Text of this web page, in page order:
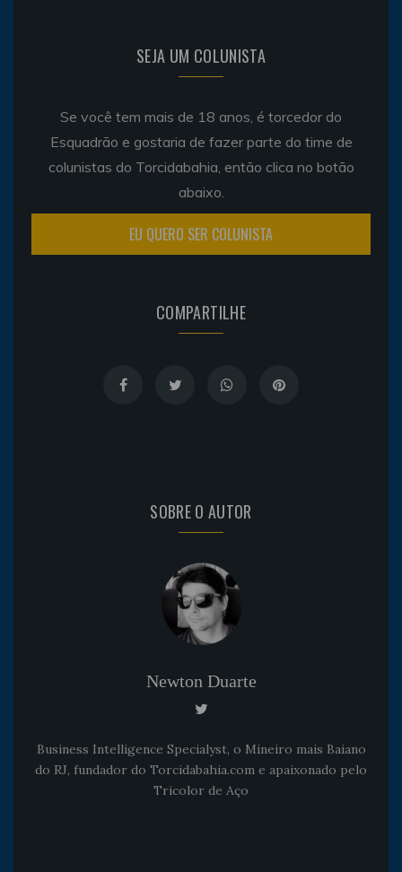
SEJA UM COLUNISTA
Se você tem mais de 18 anos, é torcedor do
Esquadrão e gostaria de fazer parte do time de
colunistas do Torcidabahia, então clica no botão
abaixo.
EU QUERO SER COLUNISTA
COMPARTILHE
SOBRE O AUTOR
Newton Duarte
Business Intelligence Specialyst, o Mineiro mais Baiano
do RJ, fundador do Torcidabahia.com e apaixonado pelo
Tricolor de Aço